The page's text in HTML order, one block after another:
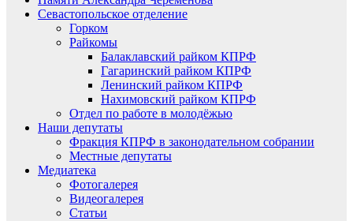
Севастопольское отделение
Горком
Райкомы
Балаклавский райком КПРФ
Гагаринский райком КПРФ
Ленинский райком КПРФ
Нахимовский райком КПРФ
Отдел по работе в молодёжью
Наши депутаты
Фракция КПРФ в законодательном собрании
Местные депутаты
Медиатека
Фотогалерея
Видеогалерея
Статьи